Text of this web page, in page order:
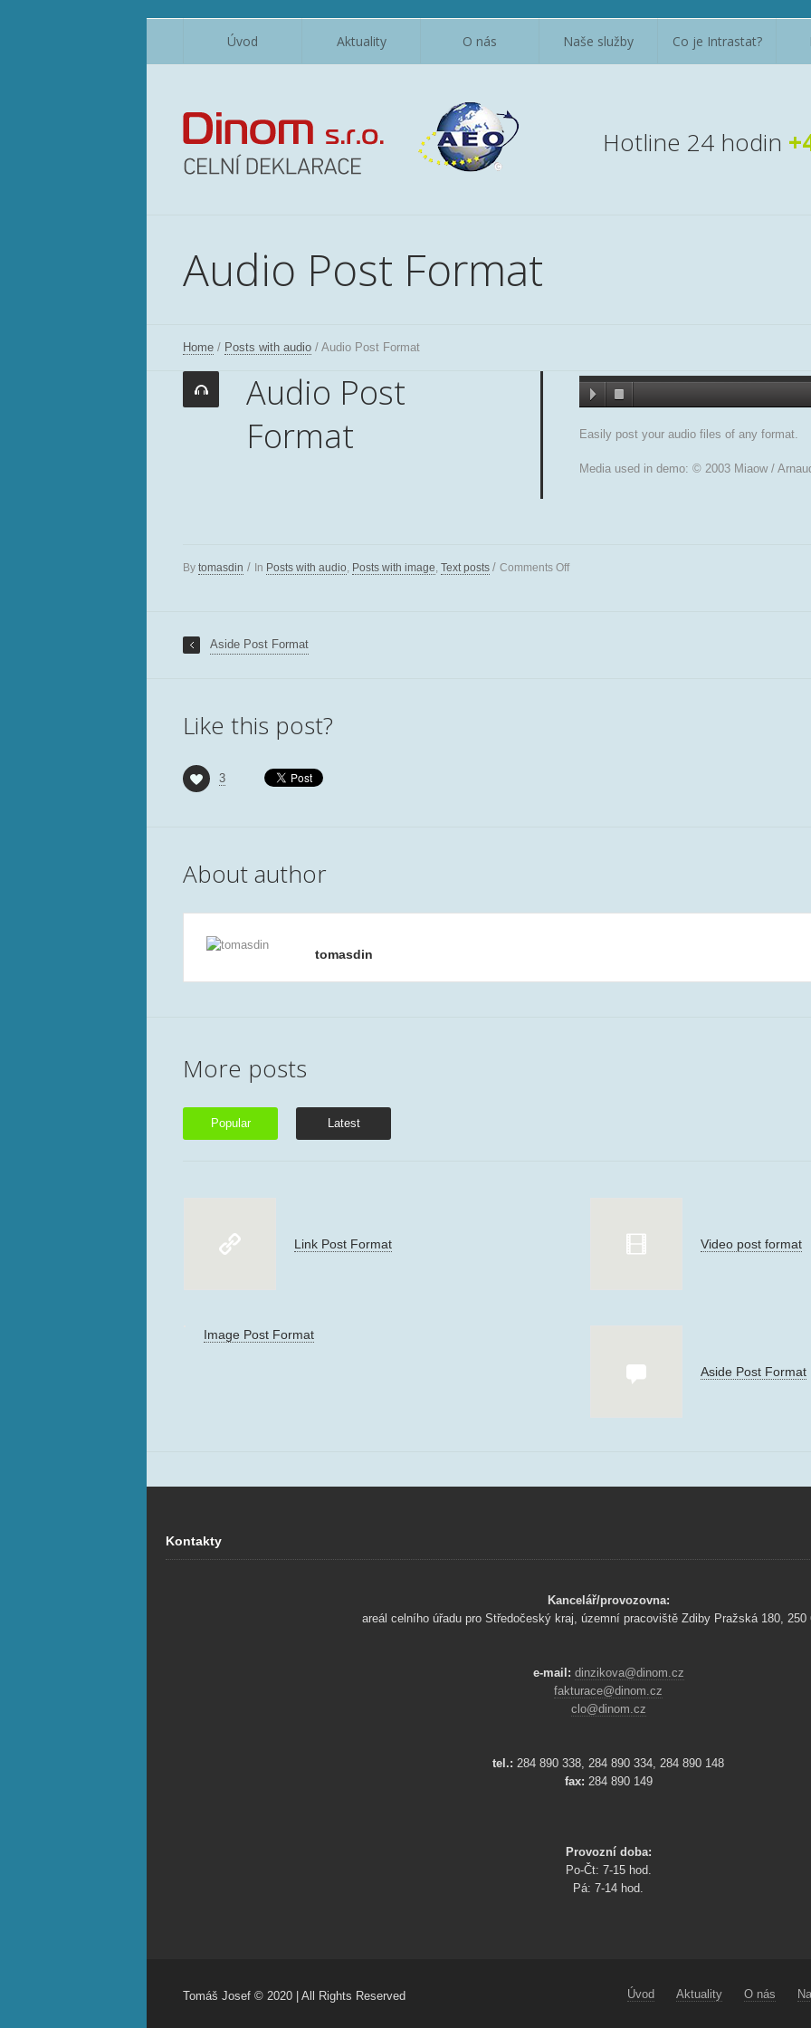
Úvod Aktuality O nás Naše služby Co je Intrastat?
Hotline 24 hodin
Audio Post Format
Home / Posts with audio / Audio Post Format
Audio Post
Format
Easily post your audio files of any format.
Media used in demo: © 2003 Miaow /
By tomasdin / In Posts with audio, Posts with image, Text posts / Comments Off
Aside Post Format
Like this post?
3
About author
tomasdin
More posts
Popular Latest
Link Post Format Video post format
Image Post Format
Aside Post Format
Kontakty
Kancelář/provozovna:
areál celního úřadu pro Středočeský kraj, územní pracoviště Zdiby Pražská 180, 250
e-mail: dinzikova@dinom.cz
fakturace@dinom.cz
clo@dinom.cz
tel.: 284 890 338, 284 890 334, 284 890 148
fax: 284 890 149
Provozní doba:
Po-Čt: 7-15 hod.
Pá: 7-14 hod.
Tomáš Josef © 2020 | All Rights Reserved Úvod Aktuality O nás